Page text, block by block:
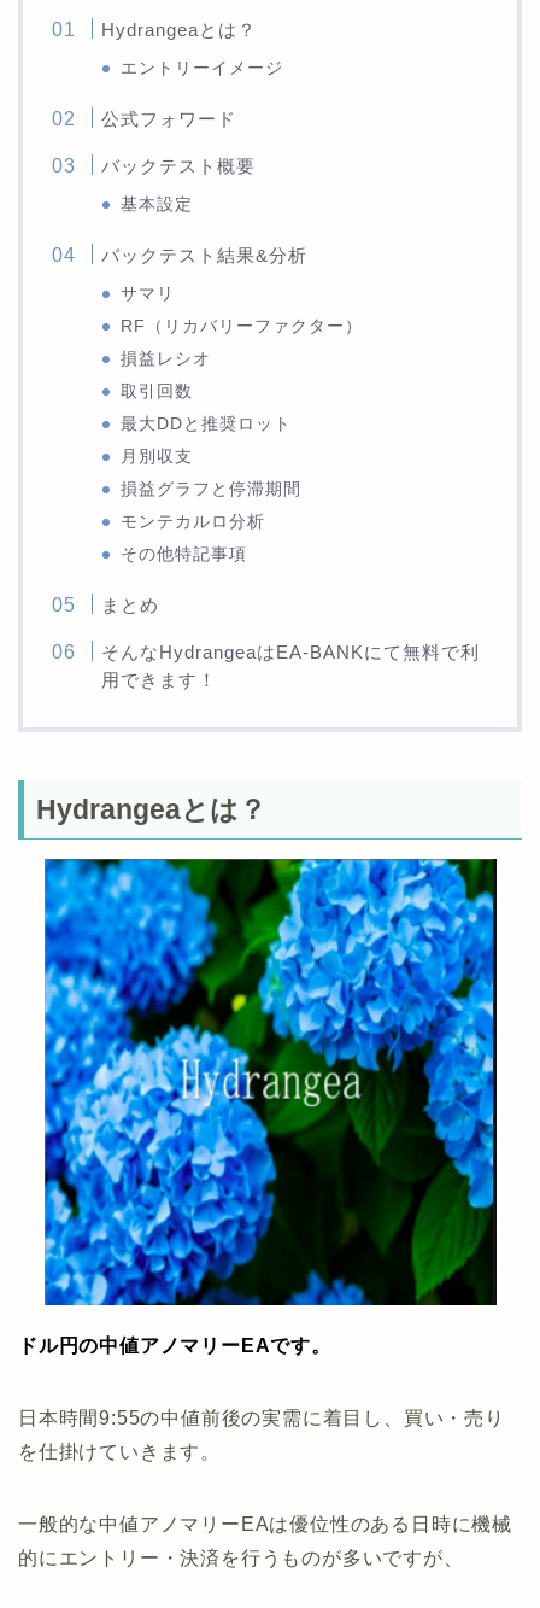
Hydrangeaとは？
エントリーイメージ
公式フォワード
バックテスト概要
基本設定
バックテスト結果&分析
サマリ
RF（リカバリーファクター）
損益レシオ
取引回数
最大DDと推奨ロット
月別収支
損益グラフと停滞期間
モンテカルロ分析
その他特記事項
まとめ
そんなHydrangeaはEA-BANKにて無料で利
用できます！
Hydrangeaとは？
ドル円の中値アノマリーEAです。
日本時間9:55の中値前後の実需に着目し、買い・売り
を仕掛けていきます。
一般的な中値アノマリーEAは優位性のある日時に機械
的にエントリー・決済を行うものが多いですが、